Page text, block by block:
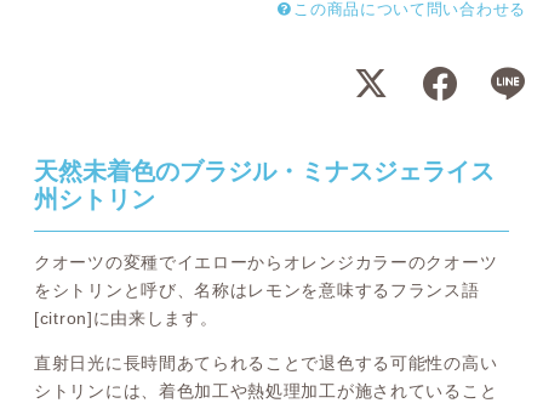
この商品について問い合わせる
天然未着色のブラジル・ミナスジェライス
州シトリン
クオーツの変種でイエローからオレンジカラーのクオーツ
をシトリンと呼び、名称はレモンを意味するフランス語
[citron]に由来します。
直射日光に長時間あてられることで退色する可能性の高い
シトリンには、着色加工や熱処理加工が施されていること